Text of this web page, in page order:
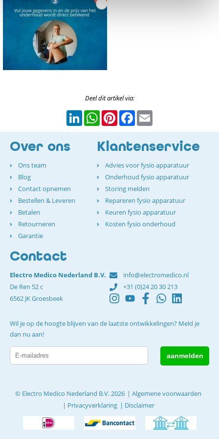
Deel dit artikel via:
LinkedInWhatsAppPinterestFacebook
Over ons
Ons team
Blog
Contact opnemen
Bestellen & Leveren
Betalen
Retourneren
Garantie
Klantenservice
Advies voor fysio apparatuur
Onderhoud fysio apparatuur
Storing melden
Repareren fysio apparatuur
Keuren fysio apparatuur
Kosten fysio onderhoud
Contact
Electro Medico Nederland B.V.
De Ren 52 c
6562 JK Groesbeek
info@electromedico.nl
+31 (0)24 20 30 213
Wil je op de hoogte blijven van de laatste ontwikkelingen? Meld je
dan nu aan!
© Electro Medico Nederland B.V. 2026
Algemene voorwaarden
Privacyverklaring
Disclaimer